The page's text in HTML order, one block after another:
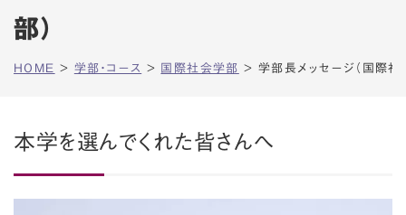
部）
HOME > 学部・コース > 国際社会学部 >学部長メッセージ（国際社
本学を選んでくれた皆さんへ